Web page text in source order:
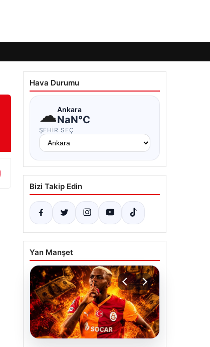
Hava Durumu
☁Ankara
NaN°C
ŞEHIR SEÇ
Bizi Takip Edin
Yan Manşet